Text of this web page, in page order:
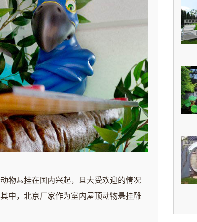
物悬挂在国内兴起，且大受欢迎的情况
其中， 北京厂家作为室内屋顶动物悬挂雕